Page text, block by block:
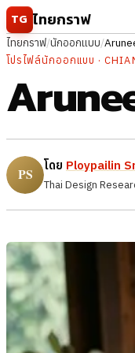
ข้ามไปยังเนื้อหา
TG ไทยกราฟ
ไทยกราฟ/นักออกแบบ/
โปรไฟล์นักออกแบบ ·
โดย Ploypailin
Thai Design